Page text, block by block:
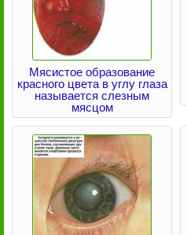
Мясистое образование
красного цвета в углу глаза
называется слезным
мясцом